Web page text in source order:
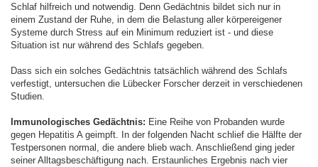
Schlaf hilfreich und notwendig. Denn Gedächtnis bildet sich nur in
einem Zustand der Ruhe, in dem die Belastung aller körpereigener
Systeme durch Stress auf ein Minimum reduziert ist - und diese
Situation ist nur während des Schlafs gegeben.
Dass sich ein solches Gedächtnis tatsächlich während des Schlafs
verfestigt, untersuchen die Lübecker Forscher derzeit in verschiedenen
Studien.
Immunologisches Gedächtnis: Eine Reihe von Probanden wurde
gegen Hepatitis A geimpft. In der folgenden Nacht schlief die Hälfte der
Testpersonen normal, die andere blieb wach. Anschließend ging jeder
seiner Alltagsbeschäftigung nach. Erstaunliches Ergebnis nach vier